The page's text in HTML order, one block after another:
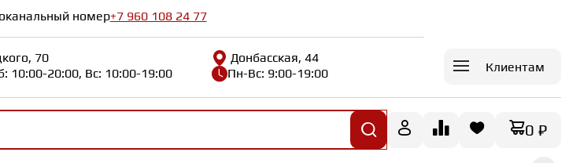
номер+7 960 108 24 77
70
10:00-20:00, Вс: 10:00-19:00
Донбасская, 44
Пн-Вс: 9:00-19:00
Клиентам
0 ₽